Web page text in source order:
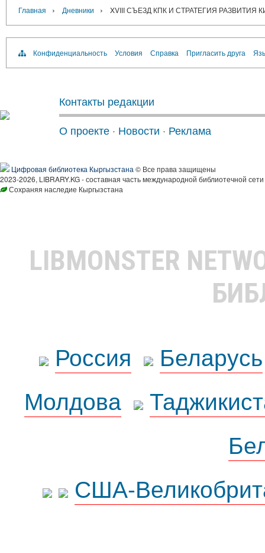
Главная › Дневники › XVIII СЪЕЗД КПК И СТРАТЕГИЯ РАЗВИТИЯ
Конфиденциальность Условия Справка Пригласить друга
Контакты редакции
О проекте · Новости · Реклама
Цифровая библиотека Кыргызстана © Все права защищены
2023-2026, LIBRARY.KG - составная часть международной библиотечной
Сохраняя наследие Кыргызстана
LIBMONSTER
Россия
Беларусь
Молдова
США-